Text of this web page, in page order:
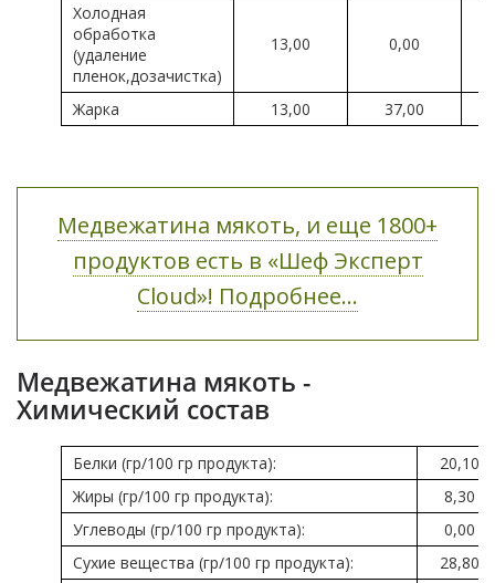
Холодная
обработка
(удаление
пленок,дозачистка)
13,00 0,00
Жарка 13,00 37,00
Медвежатина мякоть, и еще 1800+
продуктов есть в «Шеф Эксперт
Cloud»! Подробнее...
Медвежатина мякоть -
Химический состав
Белки (гр/100 гр продукта):
20,10
Жиры (гр/100 гр продукта):
8,30
Углеводы (гр/100 гр продукта):
0,00
Сухие вещества (гр/100 гр продукта):
28,80